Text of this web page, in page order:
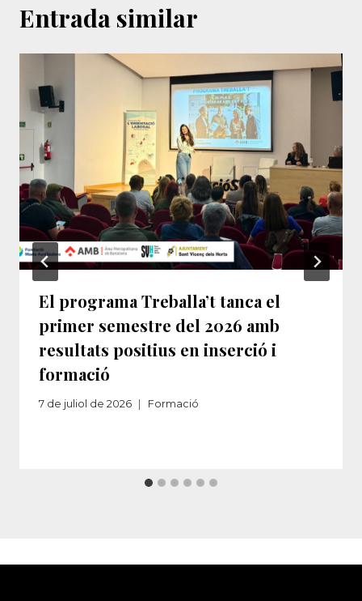
Entrada similar
El programa Treballa’t tanca el
primer semestre del 2026 amb
resultats positius en inserció i
formació
7 de juliol de 2026 Formació